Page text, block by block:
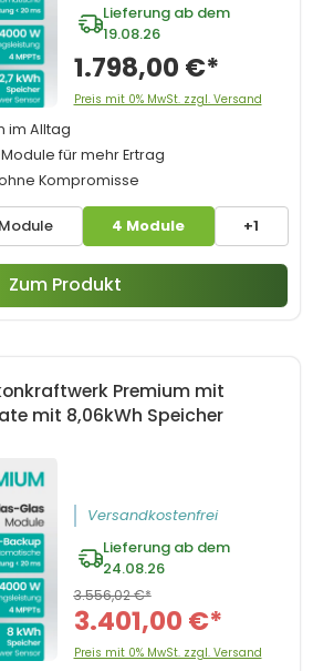
4 Module +1
Lieferung ab dem
19.08.26
1.798,00 €*
Preis mit 0% MwSt. zzgl. Versand
im Alltag
für mehr Ertrag
Kompromisse
Zum Produkt
Premium mit
mit 8,06kWh Speicher
Versandkostenfrei
Lieferung ab dem
24.08.26
3.401,00 €*
3.556,02 €*
Preis mit 0% MwSt. zzgl. Versand